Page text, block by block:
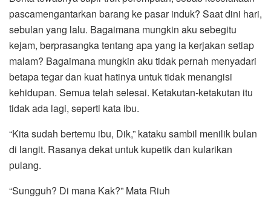
pascamengantarkan barang ke pasar induk? Saat dini hari,
sebulan yang lalu. Bagaimana mungkin aku sebegitu
kejam, berprasangka tentang apa yang ia kerjakan setiap
malam? Bagaimana mungkin aku tidak pernah menyadari
betapa tegar dan kuat hatinya untuk tidak menangisi
kehidupan. Semua telah selesai. Ketakutan-ketakutan itu
tidak ada lagi, seperti kata ibu.
“Kita sudah bertemu ibu, Dik,” kataku sambil menilik bulan
di langit. Rasanya dekat untuk kupetik dan kularikan
pulang.
“Sungguh? Di mana Kak?” Mata Riuh